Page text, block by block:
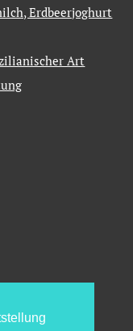
Erdbeerjoghurt
Art